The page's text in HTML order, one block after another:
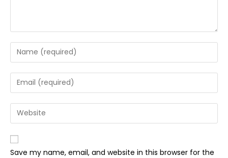
Save my name, email, and website in this browser for the